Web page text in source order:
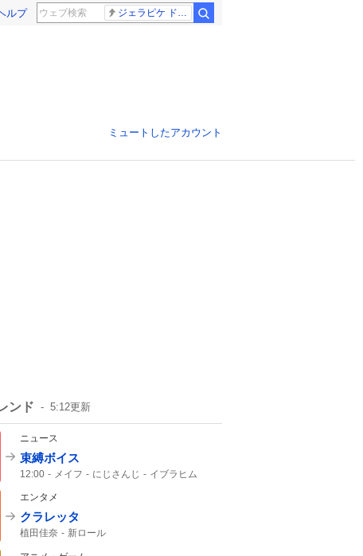
ルプ ジェラピケ ドラクエ
ミュートしたアカウント
ンド 5:12更新
ニュース
束縛ボイス
12:00 メイフ にじさんじ イブラヒム
エンタメ
クラレッタ
植田佳奈 新ロール